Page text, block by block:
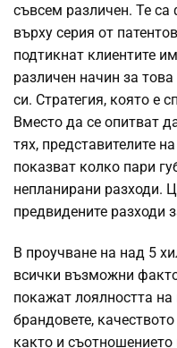
съвсем различен. Те
върху серия от
подтикнат клиентите
различен начин за
си. Стратегия, която е
Вместо да се опитват
тях, представителите
показват колко пари
непланирани разходи.
предвидените разходи
В проучване на над 5
всички възможни
покажат лоялността
брандовете,
както и съотношението